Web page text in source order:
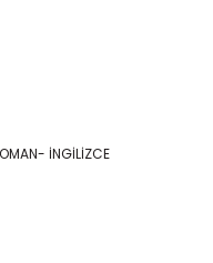
İNGİLİZCE